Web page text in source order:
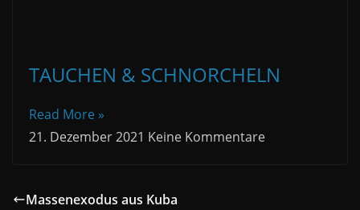
TAUCHEN & SCHNORCHELN
Read More »
21. Dezember 2021 Keine Kommentare
Massenexodus aus Kuba